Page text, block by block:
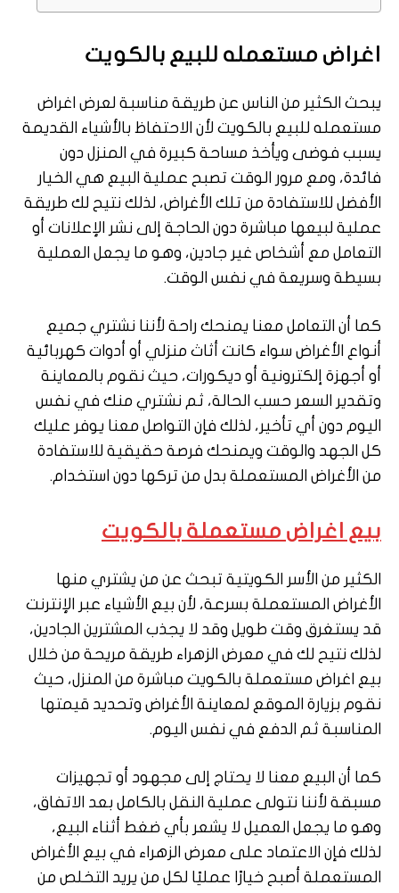
اغراض مستعمله للبيع بالكويت
يبحث الكثير من الناس عن طريقة مناسبة لعرض اغراض
مستعمله للبيع بالكويت لأن الاحتفاظ بالأشياء القديمة
يسبب فوضى ويأخذ مساحة كبيرة في المنزل دون
فائدة، ومع مرور الوقت تصبح عملية البيع هي الخيار
الأفضل للاستفادة من تلك الأغراض، لذلك نتيح لك طريقة
عملية لبيعها مباشرة دون الحاجة إلى نشر الإعلانات أو
التعامل مع أشخاص غير جادين، وهو ما يجعل العملية
بسيطة وسريعة في نفس الوقت.
كما أن التعامل معنا يمنحك راحة لأننا نشتري جميع
أنواع الأغراض سواء كانت أثاث منزلي أو أدوات كهربائية
أو أجهزة إلكترونية أو ديكورات، حيث نقوم بالمعاينة
وتقدير السعر حسب الحالة، ثم نشتري منك في نفس
اليوم دون أي تأخير، لذلك فإن التواصل معنا يوفر عليك
كل الجهد والوقت ويمنحك فرصة حقيقية للاستفادة
من الأغراض المستعملة بدل من تركها دون استخدام.
بيع اغراض مستعملة بالكويت
الكثير من الأسر الكويتية تبحث عن من يشتري منها
الأغراض المستعملة بسرعة، لأن بيع الأشياء عبر الإنترنت
قد يستغرق وقت طويل وقد لا يجذب المشترين الجادين،
لذلك نتيح لك في معرض الزهراء طريقة مريحة من خلال
بيع اغراض مستعملة بالكويت مباشرة من المنزل، حيث
نقوم بزيارة الموقع لمعاينة الأغراض وتحديد قيمتها
المناسبة ثم الدفع في نفس اليوم.
كما أن البيع معنا لا يحتاج إلى مجهود أو تجهيزات
مسبقة لأننا نتولى عملية النقل بالكامل بعد الاتفاق،
وهو ما يجعل العميل لا يشعر بأي ضغط أثناء البيع،
لذلك فإن الاعتماد على معرض الزهراء في بيع الأغراض
المستعملة أصبح خيارًا عمليًا لكل من يريد التخلص من